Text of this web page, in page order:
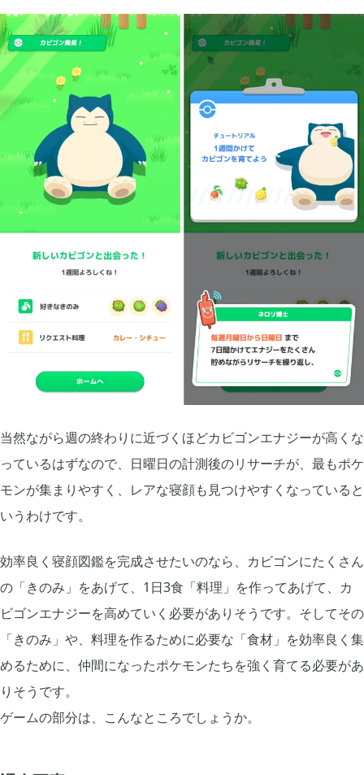
当然ながら週の終わりに近づくほどカビゴンエナジーが高くな
っているはずなので、日曜日の計測後のリサーチが、最もポケ
モンが集まりやすく、レアな寝顔も見つけやすくなっていると
いうわけです。
効率良く寝顔図鑑を完成させたいのなら、カビゴンにたくさん
の「きのみ」をあげて、1日3食「料理」を作ってあげて、カ
ビゴンエナジーを高めていく必要がありそうです。そしてその
「きのみ」や、料理を作るために必要な「食材」を効率良く集
めるために、仲間になったポケモンたちを強く育てる必要があ
りそうです。
ゲームの部分は、こんなところでしょうか。